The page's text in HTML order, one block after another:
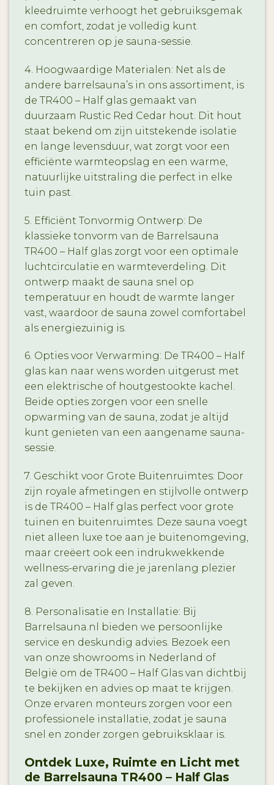
kleedruimte verhoogt het gebruiksgemak
en comfort, zodat je volledig kunt
concentreren op je sauna-sessie.
4. Hoogwaardige Materialen: Net als de
andere barrelsauna’s in ons assortiment, is
de TR400 – Half glas gemaakt van
duurzaam Rustic Red Cedar hout. Dit hout
staat bekend om zijn uitstekende isolatie
en lange levensduur, wat zorgt voor een
efficiënte warmteopslag en een warme,
natuurlijke uitstraling die perfect in elke
tuin past.
5. Efficiënt Tonvormig Ontwerp: De
klassieke tonvorm van de Barrelsauna
TR400 – Half glas zorgt voor een optimale
luchtcirculatie en warmteverdeling. Dit
ontwerp maakt de sauna snel op
temperatuur en houdt de warmte langer
vast, waardoor de sauna zowel comfortabel
als energiezuinig is.
6. Opties voor Verwarming: De TR400 – Half
glas kan naar wens worden uitgerust met
een elektrische of houtgestookte kachel.
Beide opties zorgen voor een snelle
opwarming van de sauna, zodat je altijd
kunt genieten van een aangename sauna-
sessie.
7. Geschikt voor Grote Buitenruimtes: Door
zijn royale afmetingen en stijlvolle ontwerp
is de TR400 – Half glas perfect voor grote
tuinen en buitenruimtes. Deze sauna voegt
niet alleen luxe toe aan je buitenomgeving,
maar creëert ook een indrukwekkende
wellness-ervaring die je jarenlang plezier
zal geven.
8. Personalisatie en Installatie: Bij
Barrelsauna.nl bieden we persoonlijke
service en deskundig advies. Bezoek een
van onze showrooms in Nederland of
België om de TR400 – Half Glas van dichtbij
te bekijken en advies op maat te krijgen.
Onze ervaren monteurs zorgen voor een
professionele installatie, zodat je sauna
snel en zonder zorgen gebruiksklaar is.
Ontdek Luxe, Ruimte en Licht met
de Barrelsauna TR400 – Half Glas